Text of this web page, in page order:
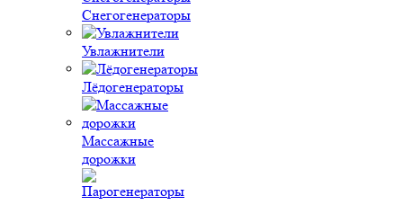
Снегогенераторы
Увлажнители
Лёдогенераторы
Массажные
дорожки